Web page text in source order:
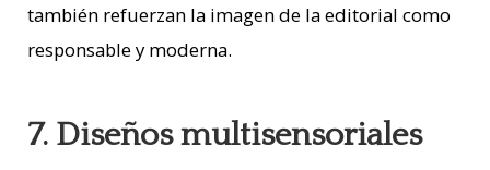
también refuerzan la imagen de la editorial como
responsable y moderna.
7. Diseños multisensoriales